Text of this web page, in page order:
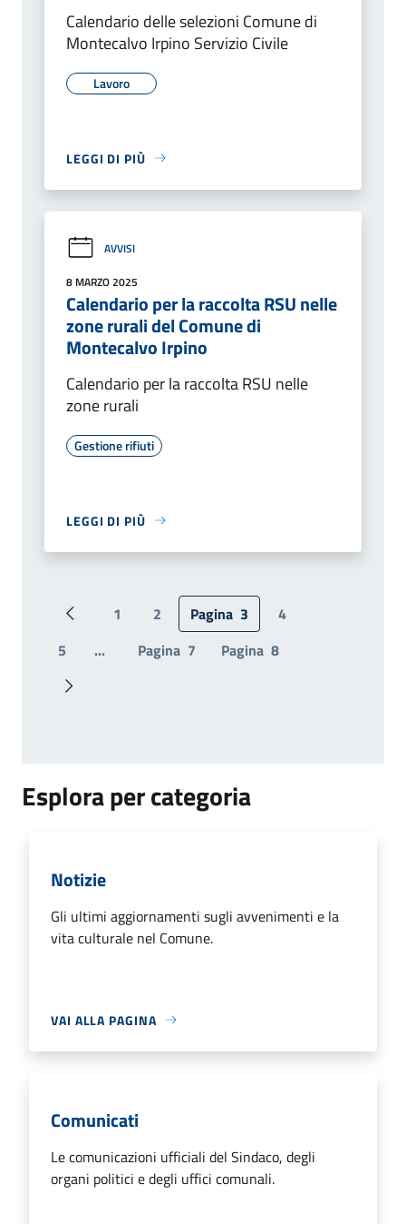
Calendario delle selezioni Comune di
Montecalvo Irpino Servizio Civile
Lavoro
LEGGI DI PIÙ
AVVISI
8 MARZO 2025
Calendario per la raccolta RSU nelle
zone rurali del Comune di
Montecalvo Irpino
Calendario per la raccolta RSU nelle
zone rurali
Gestione rifiuti
LEGGI DI PIÙ
Pagina precedente
1 2 Pagina 3
4
5
... Pagina 7 Pagina 8
Pagina successiva
Esplora per categoria
Notizie
Gli ultimi aggiornamenti sugli avvenimenti e la
vita culturale nel Comune.
VAI ALLA PAGINA
Comunicati
Le comunicazioni ufficiali del Sindaco, degli
organi politici e degli uffici comunali.